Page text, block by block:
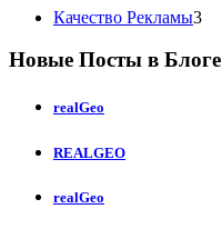
Качество Рекламы3
Новые Посты в Блоге
realGeo
REALGEO
realGeo